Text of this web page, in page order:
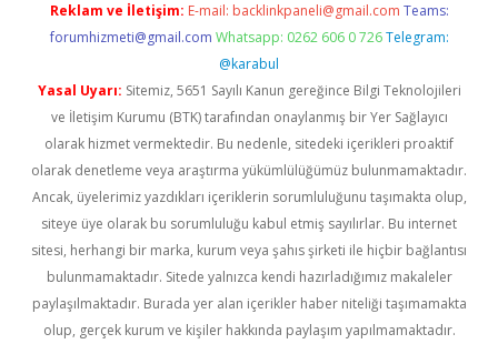
Reklam ve İletişim: E-mail: backlinkpaneli@gmail.com Teams:
forumhizmeti@gmail.com Whatsapp: 0262 606 0 726 Telegram:
@karabul
Yasal Uyarı: Sitemiz, 5651 Sayılı Kanun gereğince Bilgi Teknolojileri
ve İletişim Kurumu (BTK) tarafından onaylanmış bir Yer Sağlayıcı
olarak hizmet vermektedir. Bu nedenle, sitedeki içerikleri proaktif
olarak denetleme veya araştırma yükümlülüğümüz bulunmamaktadır.
Ancak, üyelerimiz yazdıkları içeriklerin sorumluluğunu taşımakta olup,
siteye üye olarak bu sorumluluğu kabul etmiş sayılırlar. Bu internet
sitesi, herhangi bir marka, kurum veya şahıs şirketi ile hiçbir bağlantısı
bulunmamaktadır. Sitede yalnızca kendi hazırladığımız makaleler
paylaşılmaktadır. Burada yer alan içerikler haber niteliği taşımamakta
olup, gerçek kurum ve kişiler hakkında paylaşım yapılmamaktadır.